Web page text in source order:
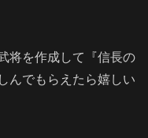
将を作成して『信長の
んでもらえたら嬉しい